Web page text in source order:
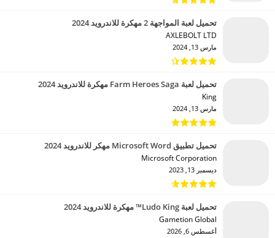
تحميل لعبة المواجهة 2 مهكرة للاندرويد 2024
AXLEBOLT LTD‏
مارس 13, 2024
تحميل لعبة Farm Heroes Saga مهكرة للاندرويد 2024
King‏
مارس 13, 2024
تحميل تطبيق Microsoft Word مهكر للاندرويد 2024
Microsoft Corporation‏
ديسمبر 13, 2023
تحميل لعبة Ludo King™ مهكرة للاندرويد 2024
Gametion Global‏
أغسطس 6, 2026